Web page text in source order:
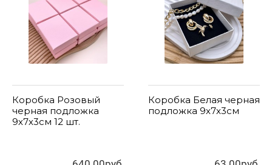
Коробка Розовый
черная подложка
9х7х3см 12 шт.
Коробка Белая черная
подложка 9х7х3см